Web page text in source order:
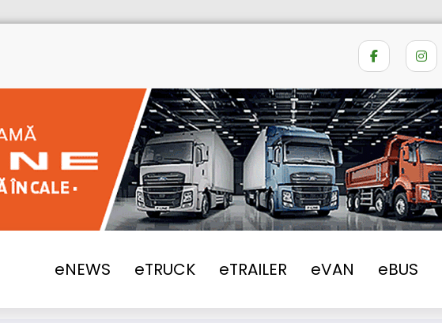
eNEWS eTRUCK eTRAILER eVAN eBUS